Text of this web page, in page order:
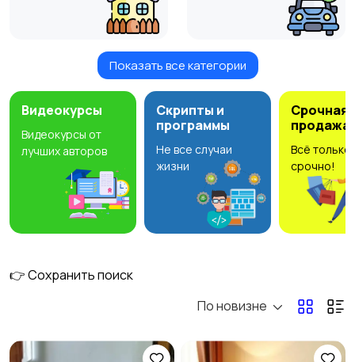
Вакансии
Стройматериалы и
инструменты
Для дома и дачи Хобби и развлечения
Показать все категории
Видеокурсы
Видеокурсы от
лучших авторов
Скрипты и
программы
Не все случаи
жизни
Срочная
продажа
Всё только
срочно!
👉 Сохранить поиск
По новизне